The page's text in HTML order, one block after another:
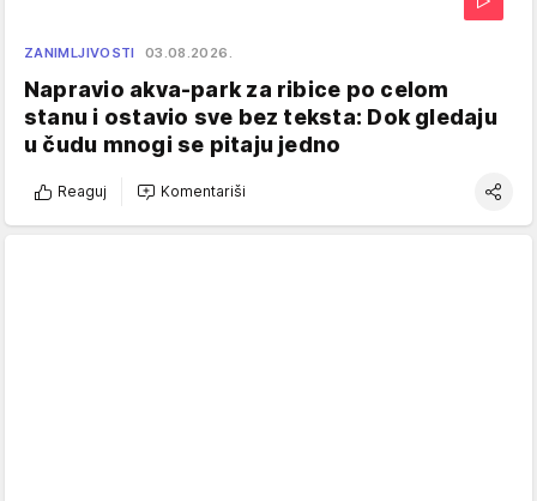
ZANIMLJIVOSTI 03.08.2026.
Napravio akva-park za ribice po celom
stanu i ostavio sve bez teksta: Dok gledaju
u čudu mnogi se pitaju jedno
Reaguj Komentariši